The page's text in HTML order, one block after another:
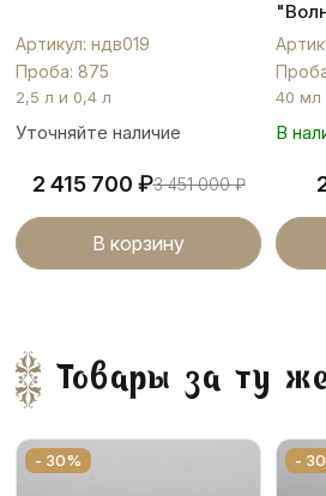
Артикул: ндв019
Проба: 875
2,5 л и 0,4 л
Уточняйте наличие
2 415 700 ₽3 451 000₽
В корзину
40 мл
В
Товары за ту
- 30% -